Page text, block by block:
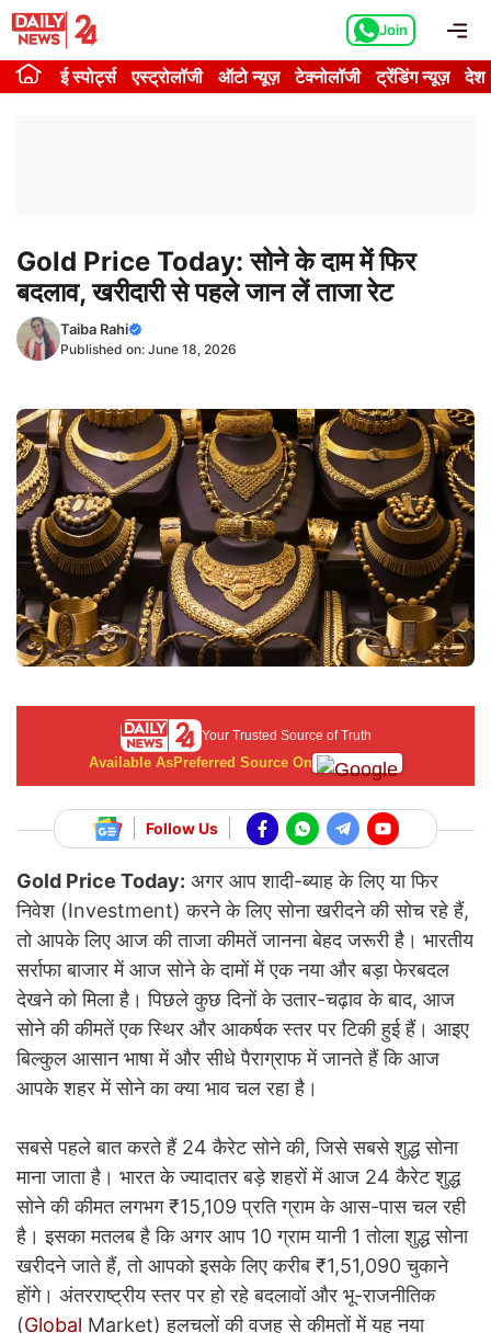
Skip
content
Join
ई स्पोर्ट्स एस्ट्रोलॉजी ऑटो न्यूज़ टेक्नोलॉजी ट्रेंडिंग न्यूज़ देश
Gold Price Today: सोने के दाम में फिर
बदलाव, खरीदारी से पहले जान लें ताजा रेट
Taiba Rahi
Published on: June 18, 2026
Your Trusted Source of Truth
Available AsPreferred Source On
Follow Us
Gold Price Today: अगर आप शादी-ब्याह के लिए या फिर
निवेश (Investment) करने के लिए सोना खरीदने की सोच रहे हैं,
तो आपके लिए आज की ताजा कीमतें जानना बेहद जरूरी है। भारतीय
सर्राफा बाजार में आज सोने के दामों में एक नया और बड़ा फेरबदल
देखने को मिला है। पिछले कुछ दिनों के उतार-चढ़ाव के बाद, आज
सोने की कीमतें एक स्थिर और आकर्षक स्तर पर टिकी हुई हैं। आइए
बिल्कुल आसान भाषा में और सीधे पैराग्राफ में जानते हैं कि आज
आपके शहर में सोने का क्या भाव चल रहा है।
सबसे पहले बात करते हैं 24 कैरेट सोने की, जिसे सबसे शुद्ध सोना
माना जाता है। भारत के ज्यादातर बड़े शहरों में आज 24 कैरेट शुद्ध
सोने की कीमत लगभग ₹15,109 प्रति ग्राम के आस-पास चल रही
है। इसका मतलब है कि अगर आप 10 ग्राम यानी 1 तोला शुद्ध सोना
खरीदने जाते हैं, तो आपको इसके लिए करीब ₹1,51,090 चुकाने
होंगे। अंतरराष्ट्रीय स्तर पर हो रहे बदलावों और भू-राजनीतिक
(Global Market) हलचलों की वजह से कीमतों में यह नया